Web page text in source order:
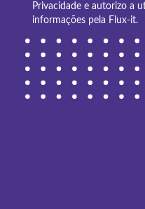
Privacidade e autorizo a
informações pela Flux-it.